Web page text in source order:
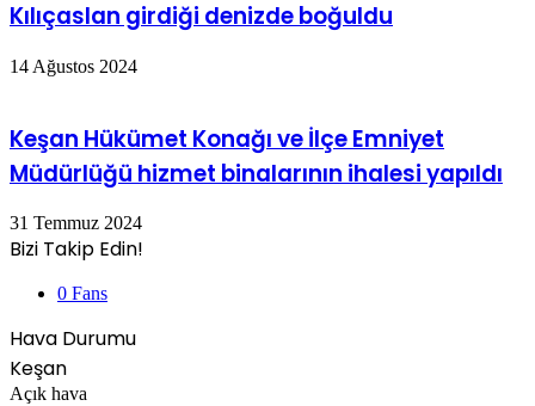
Kılıçaslan girdiği denizde boğuldu
14 Ağustos 2024
Keşan Hükümet Konağı ve İlçe Emniyet
Müdürlüğü hizmet binalarının ihalesi yapıldı
31 Temmuz 2024
Bizi Takip Edin!
0 Fans
Hava Durumu
Keşan
Açık hava